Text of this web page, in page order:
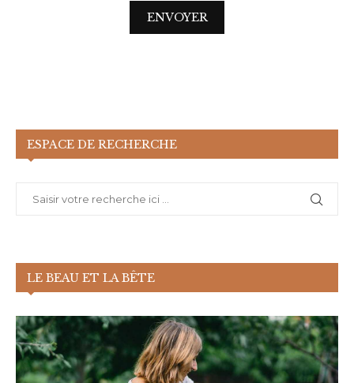
ESPACE DE RECHERCHE
LE BEAU ET LA BÊTE